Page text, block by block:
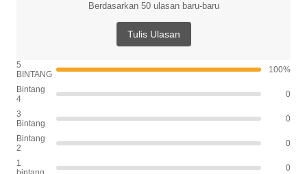
Berdasarkan 50 ulasan baru-baru
Tulis Ulasan
5
BINTANG
100%
Bintang
4
0
3
Bintang
0
Bintang
2
0
1
0